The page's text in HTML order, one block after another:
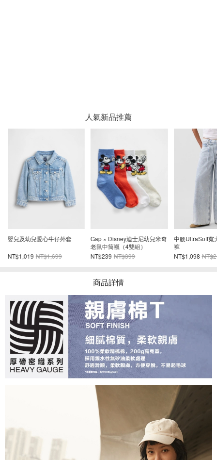
人氣新品推薦
中腰UltraSoft寬大細腰帶牛仔
NT$1,098 NT$2,299
兒童VintageSoft毛圈布短版L
ogo大學T
NT$398 NT$999
Gap × Disney
老鼠中筒襪（4
NT$239
商品詳情